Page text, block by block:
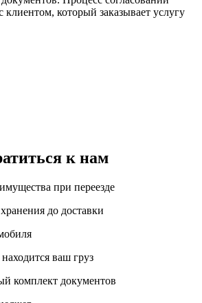
клиентом, который заказывает услугу
к нам
при переезде
до доставки
ваш груз
комплект документов